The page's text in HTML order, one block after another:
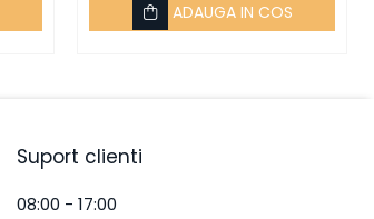
ADAUGA IN COS
Suport clienti
08:00 - 17:00